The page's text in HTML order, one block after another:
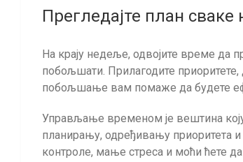
Прегледајте план
На крају недеље, одвојите време да
побољшати. Прилагодите
побољшање вам помаже да будете
Управљање временом је вештина
планирању, одређивању приоритета
контроле, мање стреса и моћи ћете